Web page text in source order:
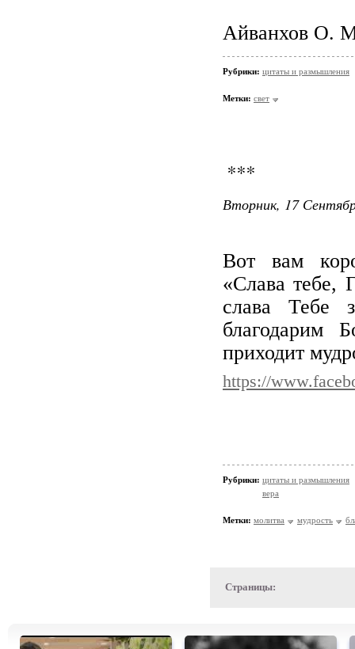
Айванхов О.
Рубрики: цитаты и размышления
Метки: свет
***
Вторник, 17
Вот вам
«Слава тебе,
слава
благодарим
приходит
https://
Рубрики: цитаты и размышления
вера
Метки: молитва мудрость
Страницы: